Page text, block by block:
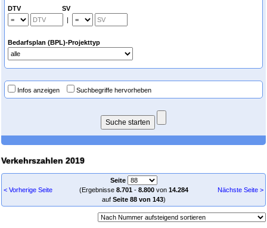
DTV SV
|
Bedarfsplan (BPL)-Projekttyp
Infos anzeigen Suchbegriffe hervorheben
Verkehrszahlen 2019
< Vorherige Seite
Seite
(Ergebnisse 8.701- 8.800von 14.284
auf Seite 88 von 143)
Nächste Seite >